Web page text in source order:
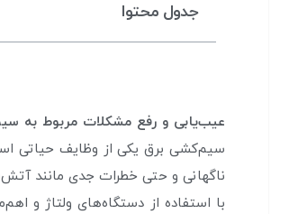
جدول محتوا
عیب‌یابی و رفع مشکلات مربوط به
سیم‌کشی برق یکی از وظایف حیاتی
ناگهانی و حتی خطرات جدی مانند
با استفاده از دستگاه‌های ولتاژ و